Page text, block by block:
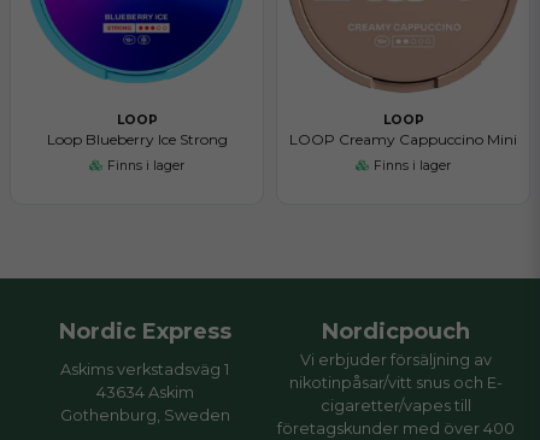
LOOP
Loop Blueberry Ice Strong
Finns i lager
LOOP
LOOP Creamy Cappuccino Mini
Finns i lager
Nordic Express
Askims verkstadsväg 1
43634 Askim
Gothenburg, Sweden
Nordicpouch
Vi erbjuder försäljning av
nikotinpåsar/vitt snus och E-
cigaretter/vapes till
företagskunder med över 400